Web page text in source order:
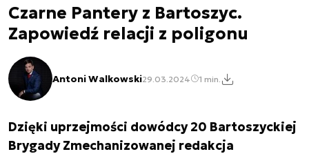
Czarne Pantery z Bartoszyc.
Zapowiedź relacji z poligonu
Antoni Walkowski29.03.2024 1 min.
Dzięki uprzejmości dowódcy 20 Bartoszyckiej
Brygady Zmechanizowanej redakcja